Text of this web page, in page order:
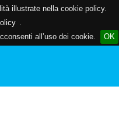
illustrate nella cookie policy.
.
all’uso dei cookie.
OK